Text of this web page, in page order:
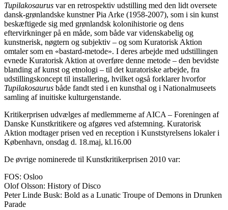
Tupilakosaurus var en retrospektiv udstilling med den lidt oversete
dansk-grønlandske kunstner Pia Arke (1958-2007), som i sin kunst
beskæftigede sig med grønlandsk kolonihistorie og dens
eftervirkninger på en måde, som både var videnskabelig og
kunstnerisk, nøgtern og subjektiv – og som Kuratorisk Aktion
omtaler som en «bastard-metode». I deres arbejde med udstillingen
evnede Kuratorisk Aktion at overføre denne metode – den bevidste
blanding af kunst og etnologi – til det kuratoriske arbejde, fra
udstillingskoncept til installering, hvilket også forklarer hvorfor
Tupilakosaurus både fandt sted i en kunsthal og i Nationalmuseets
samling af inuitiske kulturgenstande.
Kritikerprisen udvælges af medlemmerne af AICA – Foreningen af
Danske Kunstkritikere og afgøres ved afstemning. Kuratorisk
Aktion modtager prisen ved en reception i Kunststyrelsens lokaler i
København, onsdag d. 18.maj, kl.16.00
De øvrige nominerede til Kunstkritikerprisen 2010 var:
FOS: Osloo
Olof Olsson: History of Disco
Peter Linde Busk: Bold as a Lunatic Troupe of Demons in Drunken
Parade